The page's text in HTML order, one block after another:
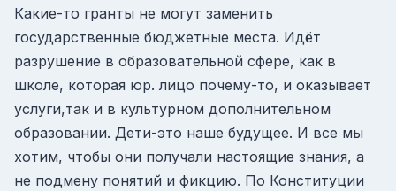
Какие-то гранты не могут заменить
государственные бюджетные места. Идёт
разрушение в образовательной сфере, как в
школе, которая юр. лицо почему-то, и оказывает
услуги,так и в культурном дополнительном
образовании. Дети-это наше будущее. И все мы
хотим, чтобы они получали настоящие знания, а
не подмену понятий и фикцию. По Конституции